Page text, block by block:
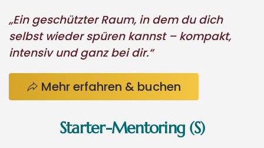
„Ein geschützter Raum, in dem du dich
selbst wieder spüren kannst – kompakt,
intensiv und ganz bei dir.“
Mehr erfahren & buchen
Starter-Mentoring (S)